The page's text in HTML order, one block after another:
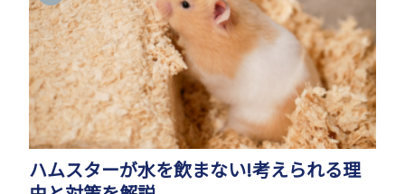
ハムスターが水を飲まない!考えられる理